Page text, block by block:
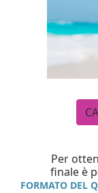
Per
finale è
FORMATO DEL